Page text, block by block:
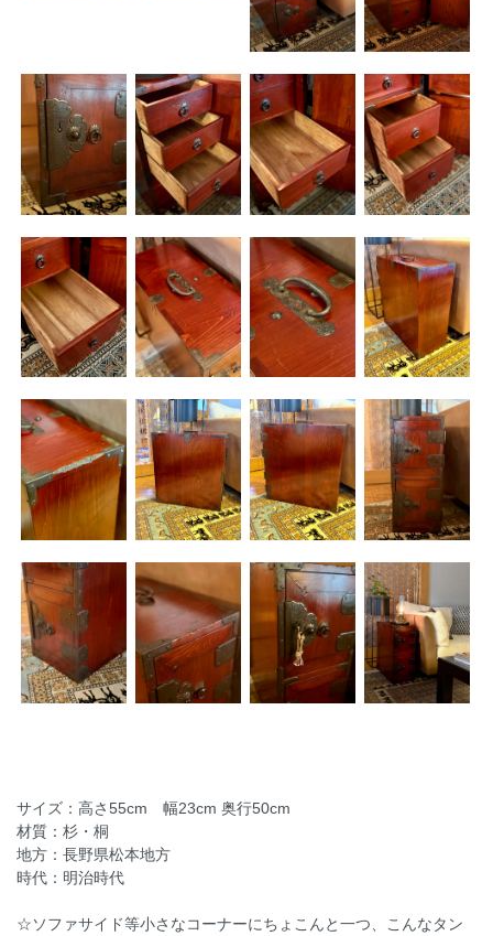
サイズ：高さ55cm 幅23cm 奥行50cm
材質：杉・桐
地方：長野県松本地方
時代：明治時代
☆ソファサイド等小さなコーナーにちょこんと一つ、こんなタン